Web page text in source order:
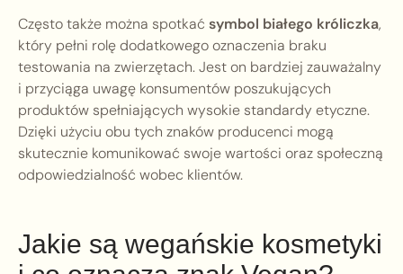
Często także można spotkać symbol białego króliczka,
który pełni rolę dodatkowego oznaczenia braku
testowania na zwierzętach. Jest on bardziej zauważalny
i przyciąga uwagę konsumentów poszukujących
produktów spełniających wysokie standardy etyczne.
Dzięki użyciu obu tych znaków producenci mogą
skutecznie komunikować swoje wartości oraz społeczną
odpowiedzialność wobec klientów.
Jakie są wegańskie kosmetyki